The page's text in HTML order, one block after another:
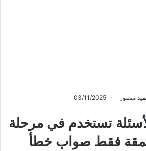
منصور 03/11/2025
تستخدم في مرحلة
فقط صواب خطأ